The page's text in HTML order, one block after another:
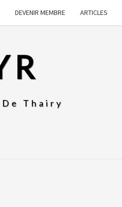
DEVENIR MEMBRE ARTICLES
Thairy